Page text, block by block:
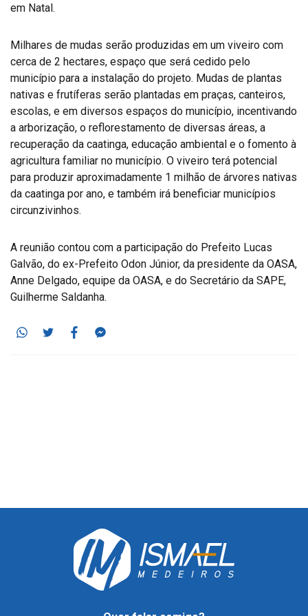
em Natal.
Milhares de mudas serão produzidas em um viveiro com
cerca de 2 hectares, espaço que será cedido pelo
município para a instalação do projeto. Mudas de plantas
nativas e frutíferas serão plantadas em praças, canteiros,
escolas, e em diversos espaços do município, incentivando
a arborização, o reflorestamento de diversas áreas, a
recuperação da caatinga, educação ambiental e o fomento à
agricultura familiar no município. O viveiro terá potencial
para produzir aproximadamente 1 milhão de árvores nativas
da caatinga por ano, e também irá beneficiar municípios
circunzivinhos.
A reunião contou com a participação do Prefeito Lucas
Galvão, do ex-Prefeito Odon Júnior, da presidente da OASA,
Anne Delgado, equipe da OASA, e do Secretário da SAPE,
Guilherme Saldanha.
Whatsapp
TwitterFacebook